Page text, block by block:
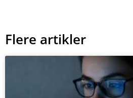
Flere artikler